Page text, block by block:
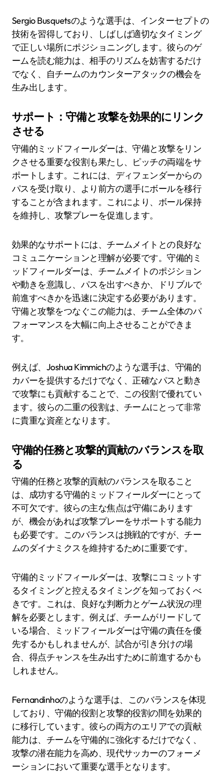
Sergio Busquetsのような選手は、インターセプトの
技術を習得しており、しばしば適切なタイミング
で正しい場所にポジショニングします。彼らのゲ
ームを読む能力は、相手のリズムを妨害するだけ
でなく、自チームのカウンターアタックの機会を
生み出します。
サポート：守備と攻撃を効果的にリンク
させる
守備的ミッドフィールダーは、守備と攻撃をリン
クさせる重要な役割も果たし、ピッチの両端をサ
ポートします。これには、ディフェンダーからの
パスを受け取り、より前方の選手にボールを移行
することが含まれます。これにより、ボール保持
を維持し、攻撃プレーを促進します。
効果的なサポートには、チームメイトとの良好な
コミュニケーションと理解が必要です。守備的ミ
ッドフィールダーは、チームメイトのポジション
や動きを意識し、パスを出すべきか、ドリブルで
前進すべきかを迅速に決定する必要があります。
守備と攻撃をつなぐこの能力は、チーム全体のパ
フォーマンスを大幅に向上させることができま
す。
例えば、Joshua Kimmichのような選手は、守備的
カバーを提供するだけでなく、正確なパスと動き
で攻撃にも貢献することで、この役割で優れてい
ます。彼らの二重の役割は、チームにとって非常
に貴重な資産となります。
守備的任務と攻撃的貢献のバランスを取
る
守備的任務と攻撃的貢献のバランスを取ること
は、成功する守備的ミッドフィールダーにとって
不可欠です。彼らの主な焦点は守備にあります
が、機会があれば攻撃プレーをサポートする能力
も必要です。このバランスは挑戦的ですが、チー
ムのダイナミクスを維持するために重要です。
守備的ミッドフィールダーは、攻撃にコミットす
るタイミングと控えるタイミングを知っておくべ
きです。これは、良好な判断力とゲーム状況の理
解を必要とします。例えば、チームがリードして
いる場合、ミッドフィールダーは守備の責任を優
先するかもしれませんが、試合が引き分けの場
合、得点チャンスを生み出すために前進するかも
しれません。
Fernandinhoのような選手は、このバランスを体現
しており、守備的役割と攻撃的役割の間を効果的
に移行しています。彼らの両方のエリアでの貢献
能力は、チームを守備的に強化するだけでなく、
攻撃の潜在能力を高め、現代サッカーのフォーメ
ーションにおいて重要な選手となります。